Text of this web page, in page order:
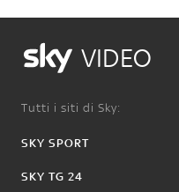
VIDEO
Tutti i siti di Sky:
SKY SPORT
SKY TG 24